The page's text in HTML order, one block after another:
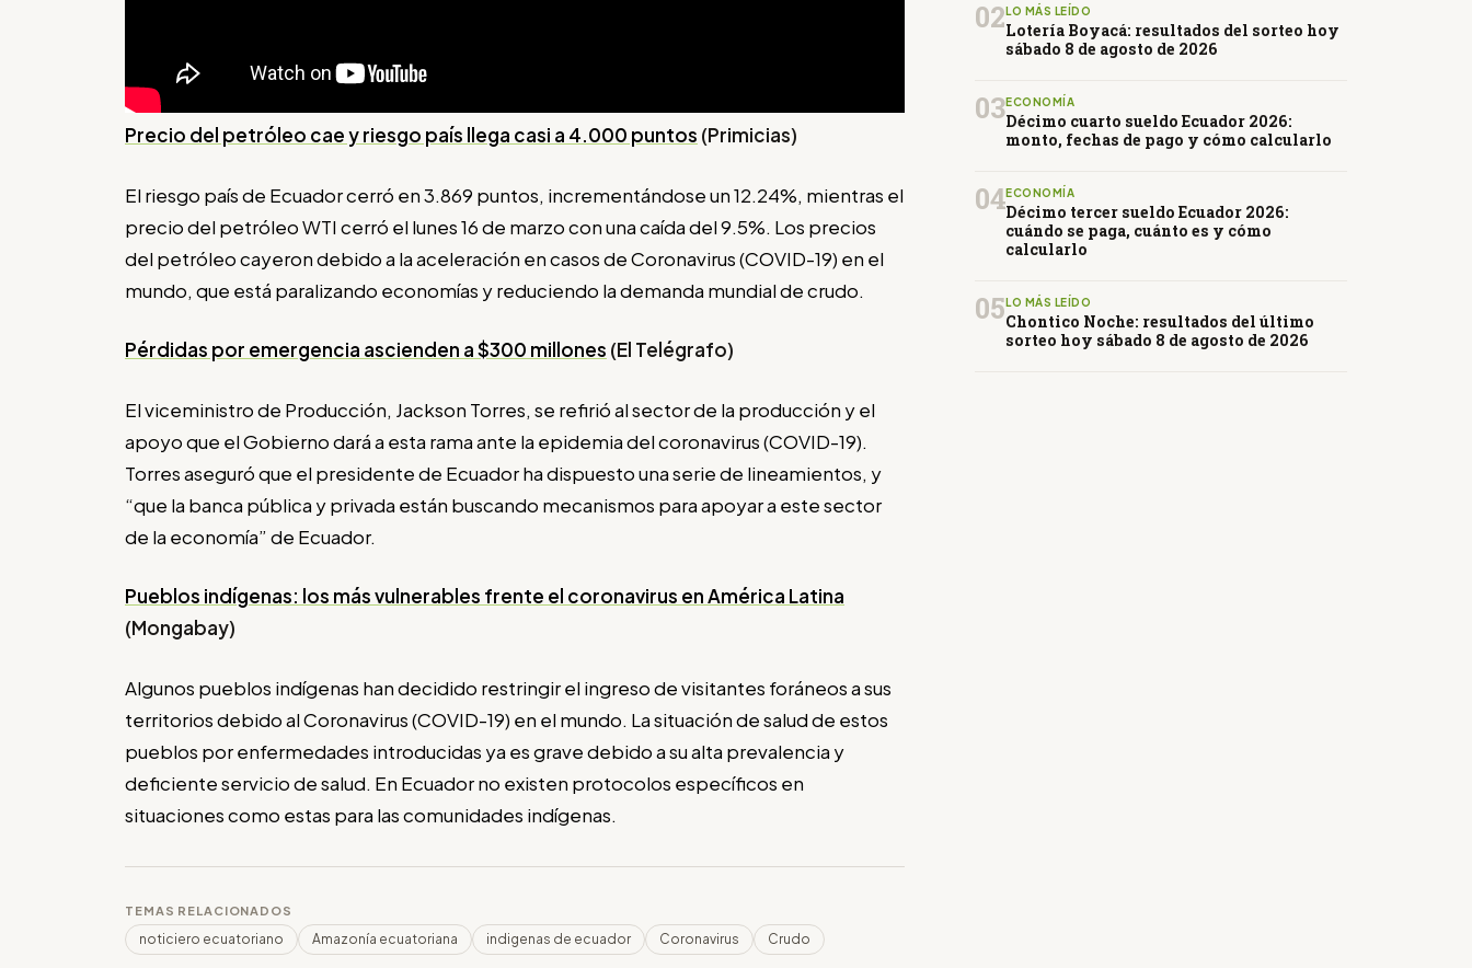
Precio del petróleo cae y riesgo país llega casi a 4.000 puntos (Primicias)
El riesgo país de Ecuador cerró en 3.869 puntos, incrementándose un 12.24%, mientras el
precio del petróleo WTI cerró el lunes 16 de marzo con una caída del 9.5%. Los precios
del petróleo cayeron debido a la aceleración en casos de Coronavirus (COVID-19) en el
mundo, que está paralizando economías y reduciendo la demanda mundial de crudo.
Pérdidas por emergencia ascienden a $300 millones (El Telégrafo)
El viceministro de Producción, Jackson Torres, se refirió al sector de la producción y el
apoyo que el Gobierno dará a esta rama ante la epidemia del coronavirus (COVID-19).
Torres aseguró que el presidente de Ecuador ha dispuesto una serie de lineamientos, y
“que la banca pública y privada están buscando mecanismos para apoyar a este sector
de la economía” de Ecuador.
Pueblos indígenas: los más vulnerables frente el coronavirus en América Latina
(Mongabay)
Algunos pueblos indígenas han decidido restringir el ingreso de visitantes foráneos a sus
territorios debido al Coronavirus (COVID-19) en el mundo. La situación de salud de estos
pueblos por enfermedades introducidas ya es grave debido a su alta prevalencia y
deficiente servicio de salud. En Ecuador no existen protocolos específicos en
situaciones como estas para las comunidades indígenas.
TEMAS RELACIONADOS
noticiero ecuatoriano Amazonía ecuatoriana indigenas de ecuador Coronavirus Crudo
02 LO MÁS LEÍDO
Lotería Boyacá: resultados del sorteo hoy
sábado 8 de agosto de 2026
03ECONOMÍA
Décimo cuarto sueldo Ecuador 2026:
monto, fechas de pago y cómo calcularlo
04ECONOMÍA
Décimo tercer sueldo Ecuador 2026:
cuándo se paga, cuánto es y cómo
calcularlo
05 LO MÁS LEÍDO
Chontico Noche: resultados del último
sorteo hoy sábado 8 de agosto de 2026